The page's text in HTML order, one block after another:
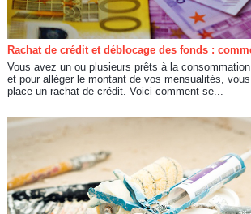
Rachat de crédit et déblocage des fonds :
Vous avez un ou plusieurs prêts à la
et pour alléger le montant de vos mensualités,
place un rachat de crédit. Voici comment se...